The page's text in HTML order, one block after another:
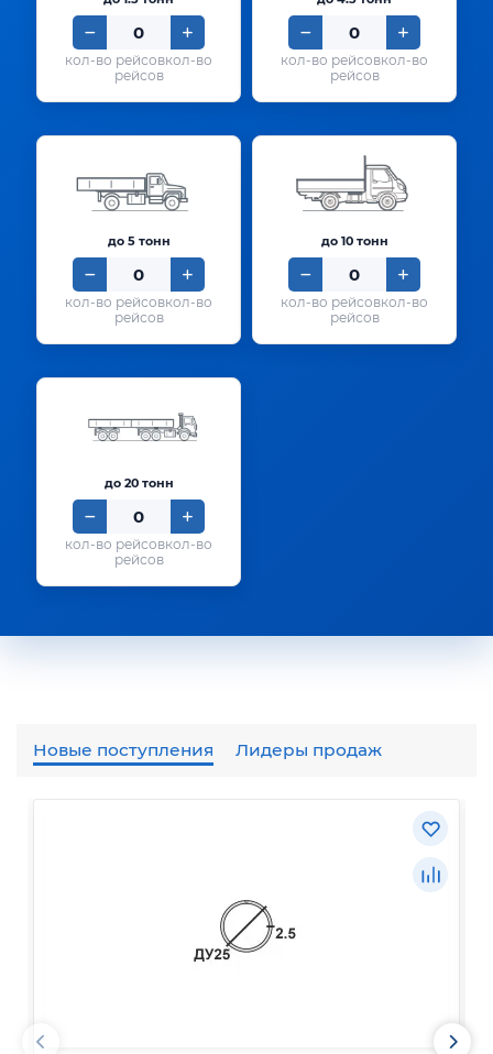
кол-во
рейсов
кол-во
рейсов
до 5 тонн
кол-во
рейсов
до 10 тонн
кол-во
рейсов
до 20 тонн
кол-во
рейсов
Новые поступления Лидеры продаж